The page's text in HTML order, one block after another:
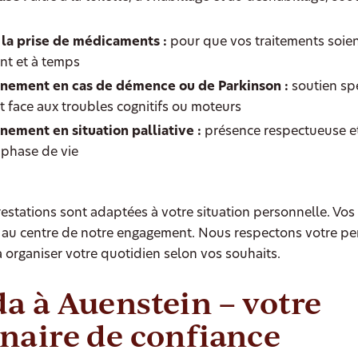
prise de médicaments : pour que vos traitements
et à temps
en cas de démence ou de Parkinson : soutien
face aux troubles cognitifs ou moteurs
en situation palliative : présence respectueuse
de vie
sont adaptées à votre situation personnelle. Vos
centre de notre engagement. Nous respectons votre
organiser votre quotidien selon vos souhaits.
à Auenstein – votre
de confiance